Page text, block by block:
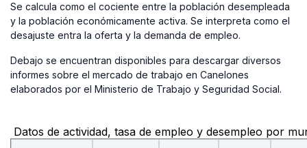
Se calcula como el cociente entre la población desempleada
y la población económicamente activa. Se interpreta como el
desajuste entra la oferta y la demanda de empleo.
Debajo se encuentran disponibles para descargar diversos
informes sobre el mercado de trabajo en Canelones
elaborados por el Ministerio de Trabajo y Seguridad Social.
Datos de actividad, tasa de empleo y desempleo por